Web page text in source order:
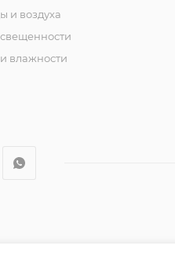
и воздуха
влажности